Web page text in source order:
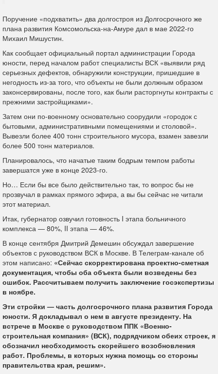
Поручение «подхватить» два долгостроя из Долгосрочного же
плана развития Комсомольска-на-Амуре дал в мае 2022-го
Михаил Мишустин.
Как сообщает официальный портал администрации Города
юности, перед началом работ специалисты ВСК «выявили ряд
серьезных дефектов, обнаружили конструкции, пришедшие в
негодность из-за того, что объекты не были должным образом
законсервированы, после того, как были расторгнуты контракты с
прежними застройщиками».
Затем они по-военному основательно соорудили «городок с
бытовыми, административными помещениями и столовой».
Вывезли более 400 тонн строительного мусора, взамен завезли
более 500 тонн материалов.
Планировалось, что начатые таким бодрым темпом работы
завершатся уже в конце 2023-го.
Но… Если бы все было действительно так, то вопрос бы не
прозвучал в рамках прямого эфира, а вы бы сейчас не читали
этот материал.
Итак, губернатор озвучил готовность I этапа больничного
комплекса — 80%, II этапа — 46%.
В конце сентября Дмитрий Демешин обсуждал завершение
объектов с руководством ВСК в Москве. В Телеграм-канале об
этом написано: «Сейчас скорректирована проектно-сметная
документация, чтобы оба объекта были возведены без
ошибок. Рассчитываем получить заключение госэкспертизы
в ноябре.
Эти стройки — часть долгосрочного плана развития Города
юности. Я докладывал о нем в августе президенту. На
встрече в Москве с руководством ППК «Военно-
строительная компания» (ВСК), подрядчиком обеих строек, я
обозначил необходимость скорейшего возобновления
работ. Проблемы, в которых нужна помощь со стороны
правительства края, решим».